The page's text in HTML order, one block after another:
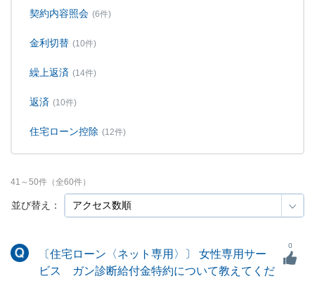
契約内容照会 (6件)
金利切替 (10件)
繰上返済 (14件)
返済 (10件)
住宅ローン控除 (12件)
並び替え：
41 ～50件（全60件）
〔住宅ローン〈ネット専用〉〕 女性専用サー
ビス ガン診断給付金特約について教えてくだ
0